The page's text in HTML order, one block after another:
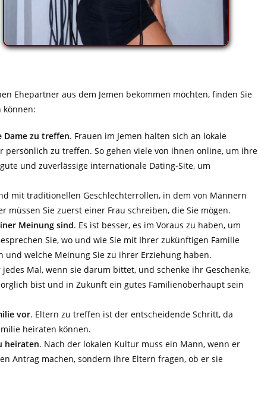
Ehepartner aus dem Jemen bekommen möchten, finden Sie
können:
Dame zu treffen. Frauen im Jemen halten sich an lokale
zu treffen. So gehen viele von ihnen online, um ihre
und zuverlässige internationale Dating-Site, um
mit traditionellen Geschlechterrollen, in dem von Männern
Sie zuerst einer Frau schreiben, die Sie mögen.
Meinung sind. Es ist besser, es im Voraus zu haben, um
Sie, wo und wie Sie mit Ihrer zukünftigen Familie
und welche Meinung Sie zu ihrer Erziehung haben.
Mal, wenn sie darum bittet, und schenke ihr Geschenke,
bist und in Zukunft ein gutes Familienoberhaupt sein
vor. Eltern zu treffen ist der entscheidende Schritt, da
heiraten können.
heiraten. Nach der lokalen Kultur muss ein Mann, wenn er
Antrag machen, sondern ihre Eltern fragen, ob er sie